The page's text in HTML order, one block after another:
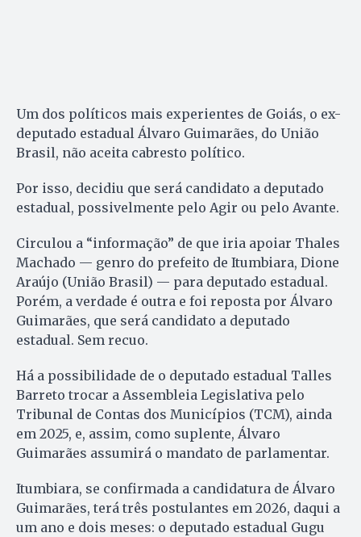
Um dos políticos mais experientes de Goiás, o ex-
deputado estadual Álvaro Guimarães, do União
Brasil, não aceita cabresto político.
Por isso, decidiu que será candidato a deputado
estadual, possivelmente pelo Agir ou pelo Avante.
Circulou a “informação” de que iria apoiar Thales
Machado — genro do prefeito de Itumbiara, Dione
Araújo (União Brasil) — para deputado estadual.
Porém, a verdade é outra e foi reposta por Álvaro
Guimarães, que será candidato a deputado
estadual. Sem recuo.
Há a possibilidade de o deputado estadual Talles
Barreto trocar a Assembleia Legislativa pelo
Tribunal de Contas dos Municípios (TCM), ainda
em 2025, e, assim, como suplente, Álvaro
Guimarães assumirá o mandato de parlamentar.
Itumbiara, se confirmada a candidatura de Álvaro
Guimarães, terá três postulantes em 2026, daqui a
um ano e dois meses: o deputado estadual Gugu